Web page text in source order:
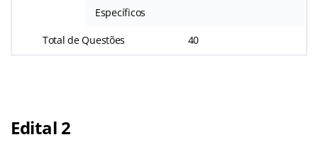
Específicos
Total de Questões 40
Edital 2